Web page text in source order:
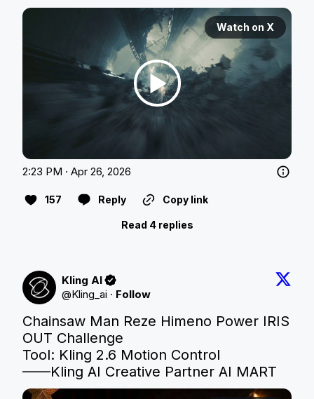
Watch on X
2:23 PM · Apr 26, 2026
157 Reply Copy link
Read 4 replies
Kling AI
@Kling_ai · Follow
Chainsaw Man Reze Himeno Power IRIS
OUT Challenge
Tool: Kling 2.6 Motion Control
——Kling AI Creative Partner AI MART